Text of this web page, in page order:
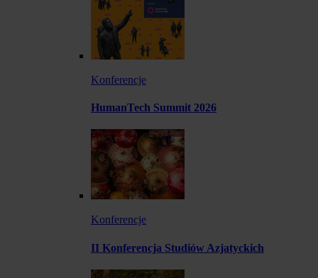
Konferencje
HumanTech Summit 2026
Konferencje
II Konferencja Studiów Azjatyckich